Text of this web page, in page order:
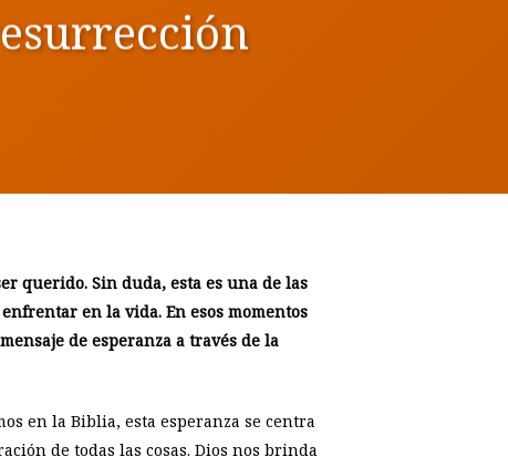
querido. Sin duda, esta es una de las
en la vida. En esos momentos
de esperanza a través de la
en la Biblia, esta esperanza se centra
de todas las cosas. Dios nos brinda